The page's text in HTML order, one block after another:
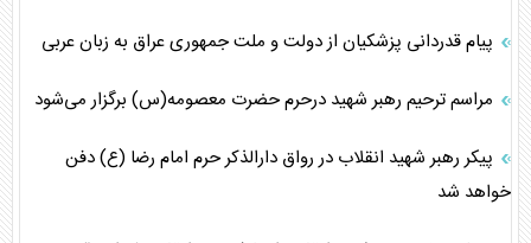
پیام قدردانی پزشکیان از دولت و ملت جمهوری عراق به زبان عربی
مراسم ترحیم رهبر شهید درحرم حضرت معصومه(س) برگزار می‌شود
پیکر رهبر شهید انقلاب در رواق دارالذکر حرم امام رضا (ع) دفن
خواهد شد